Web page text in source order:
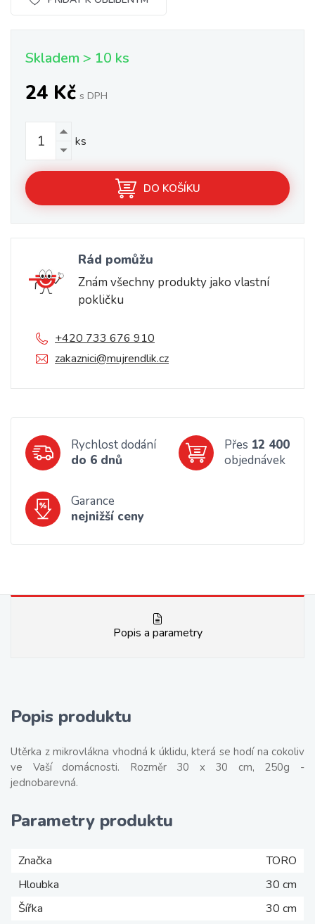
Skladem > 10 ks
24 Kč s DPH
ks
DO KOŠÍKU
Rád pomůžu
Znám všechny produkty jako vlastní
pokličku
+420 733 676 910
zakaznici@mujrendlik.cz
Rychlost dodání
do 6 dnů
Přes 12 400
objednávek
Garance
nejnižší ceny
Popis a parametry
Popis produktu
Utěrka z mikrovlákna vhodná k úklidu, která se hodí na cokoliv
ve Vaší domácnosti. Rozměr 30 x 30 cm, 250g -
jednobarevná.
Parametry produktu
Značka
TORO
Hloubka
30 cm
Šířka
30 cm